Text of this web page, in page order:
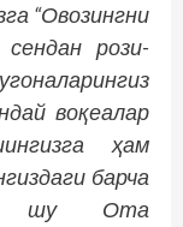
“Овозингни
сендан рози­
воқеалар
ҳам
барча
шу Ота